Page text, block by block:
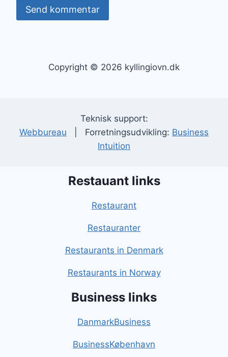
Copyright © 2026 kyllingiovn.dk
Teknisk support:
Webbureau | Forretningsudvikling: Business
Intuition
Restauant links
Restaurant
Restauranter
Restaurants in Denmark
Restaurants in Norway
Business links
DanmarkBusiness
BusinessKøbenhavn